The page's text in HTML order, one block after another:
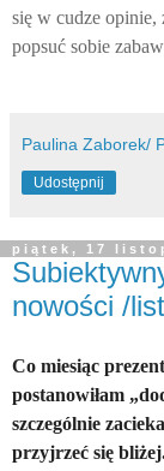
się w cudze opinie,
popsuć sobie
Paulina Zaborek/
Udostępnij
piątek, 17
nowości /
Co miesiąc
postanowiłam
szczególnie
przyjrzeć się